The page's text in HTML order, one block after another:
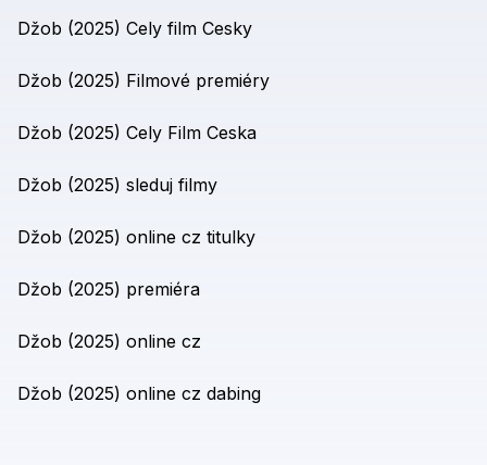
Džob (2025) Cely film Cesky
Džob (2025) Filmové premiéry
Džob (2025) Cely Film Ceska
Džob (2025) sleduj filmy
Džob (2025) online cz titulky
Džob (2025) premiéra
Džob (2025) online cz
Džob (2025) online cz dabing